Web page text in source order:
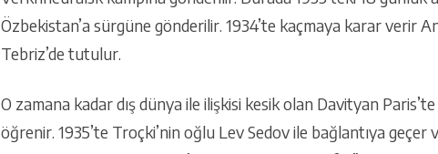
Özbekistan’a sürgüne gönderilir. 1934’te kaçmaya karar verir
Tebriz’de tutulur.
O zamana kadar dış dünya ile ilişkisi kesik olan Davityan
öğrenir. 1935’te Troçki’nin oğlu Lev Sedov ile bağlantıya